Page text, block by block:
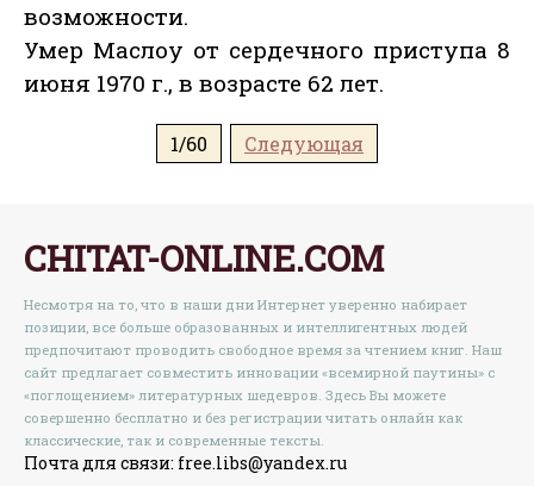
возможности.
Умер Маслоу от сердечного приступа 8
июня 1970 г., в возрасте 62 лет.
1/60 Следующая
CHITAT-ONLINE.COM
Несмотря на то, что в наши дни Интернет уверенно набирает
позиции, все больше образованных и интеллигентных людей
предпочитают проводить свободное время за чтением книг. Наш
сайт предлагает совместить инновации «всемирной паутины» с
«поглощением» литературных шедевров. Здесь Вы можете
совершенно бесплатно и без регистрации читать онлайн как
классические, так и современные тексты.
Почта для связи: free.libs@yandex.ru